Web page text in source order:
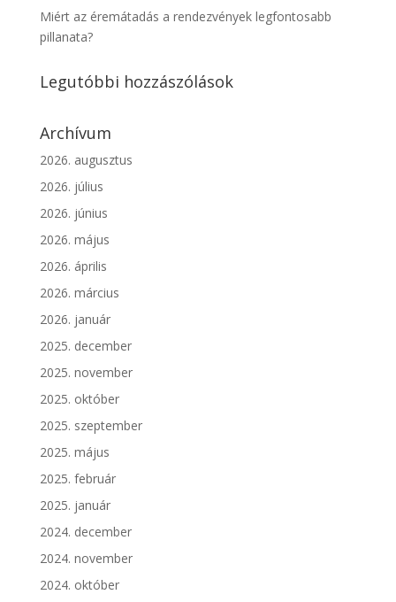
Miért az éremátadás a rendezvények legfontosabb
pillanata?
Legutóbbi hozzászólások
Archívum
2026. augusztus
2026. július
2026. június
2026. május
2026. április
2026. március
2026. január
2025. december
2025. november
2025. október
2025. szeptember
2025. május
2025. február
2025. január
2024. december
2024. november
2024. október